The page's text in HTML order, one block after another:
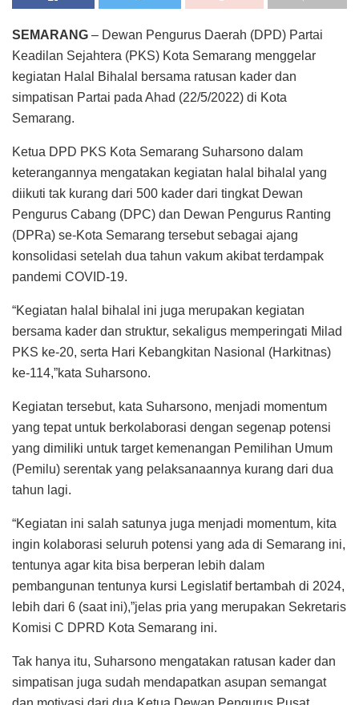
SEMARANG – Dewan Pengurus Daerah (DPD) Partai
Keadilan Sejahtera (PKS) Kota Semarang menggelar
kegiatan Halal Bihalal bersama ratusan kader dan
simpatisan Partai pada Ahad (22/5/2022) di Kota
Semarang.
Ketua DPD PKS Kota Semarang Suharsono dalam
keterangannya mengatakan kegiatan halal bihalal yang
diikuti tak kurang dari 500 kader dari tingkat Dewan
Pengurus Cabang (DPC) dan Dewan Pengurus Ranting
(DPRa) se-Kota Semarang tersebut sebagai ajang
konsolidasi setelah dua tahun vakum akibat terdampak
pandemi COVID-19.
“Kegiatan halal bihalal ini juga merupakan kegiatan
bersama kader dan struktur, sekaligus memperingati Milad
PKS ke-20, serta Hari Kebangkitan Nasional (Harkitnas)
ke-114,”kata Suharsono.
Kegiatan tersebut, kata Suharsono, menjadi momentum
yang tepat untuk berkolaborasi dengan segenap potensi
yang dimiliki untuk target kemenangan Pemilihan Umum
(Pemilu) serentak yang pelaksanaannya kurang dari dua
tahun lagi.
“Kegiatan ini salah satunya juga menjadi momentum, kita
ingin kolaborasi seluruh potensi yang ada di Semarang ini,
tentunya agar kita bisa berperan lebih dalam
pembangunan tentunya kursi Legislatif bertambah di 2024,
lebih dari 6 (saat ini),”jelas pria yang merupakan Sekretaris
Komisi C DPRD Kota Semarang ini.
Tak hanya itu, Suharsono mengatakan ratusan kader dan
simpatisan juga sudah mendapatkan asupan semangat